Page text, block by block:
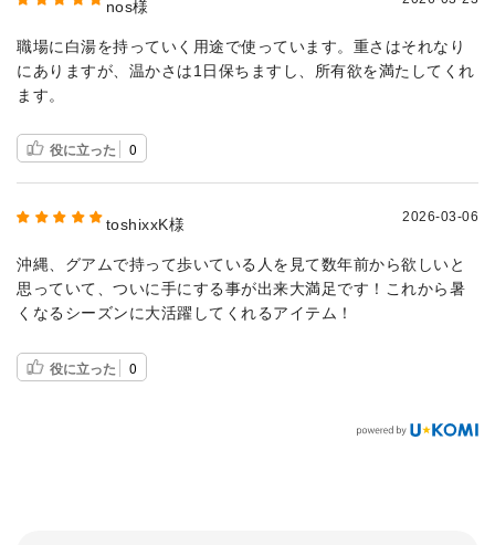
nos様
職場に白湯を持っていく用途で使っています。重さはそれなり
にありますが、温かさは1日保ちますし、所有欲を満たしてくれ
ます。
役に立った 0
toshixxK様 2026-03-06
沖縄、グアムで持って歩いている人を見て数年前から欲しいと
思っていて、ついに手にする事が出来大満足です！これから暑
くなるシーズンに大活躍してくれるアイテム！
役に立った 0